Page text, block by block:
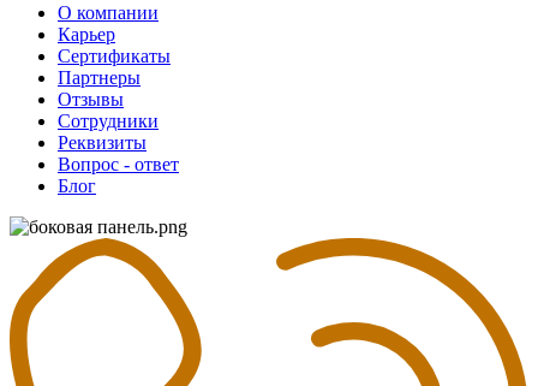
О компании
Карьер
Сертификаты
Партнеры
Отзывы
Сотрудники
Реквизиты
Вопрос - ответ
Блог